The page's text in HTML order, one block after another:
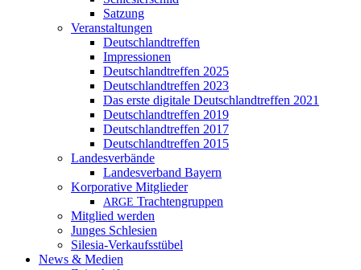
Satzung
Veranstaltungen
Deutschlandtreffen
Impressionen
Deutschlandtreffen 2025
Deutschlandtreffen 2023
Das erste digitale Deutschlandtreffen 2021
Deutschlandtreffen 2019
Deutschlandtreffen 2017
Deutschlandtreffen 2015
Landesverbände
Landesverband Bayern
Korporative Mitglieder
ARGE Trachtengruppen
Mitglied werden
Junges Schlesien
Silesia-Verkaufsstübel
News & Medien